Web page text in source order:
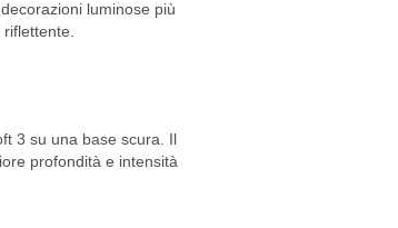
luminose più
3 su una base scura. Il
profondità e intensità